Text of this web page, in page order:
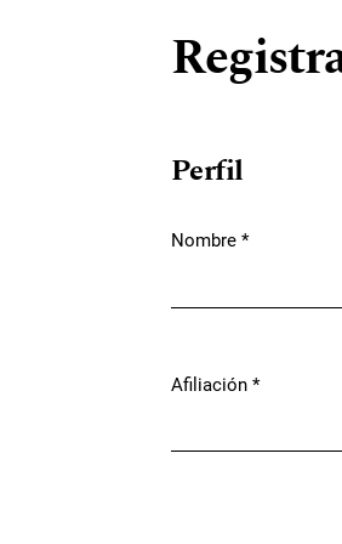
Perfil
Nombre *
Afiliación *